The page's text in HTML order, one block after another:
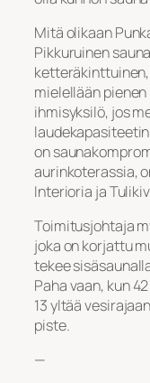
Mitä olikaan
Pikkuruinen
mielellään
ihmisyksilö, jos
on
aurinkoterassia,
Interioria ja
Toimitusjohtaja
joka on korjattu
tekee
Paha vaan, kun
13 yltää
piste.
—